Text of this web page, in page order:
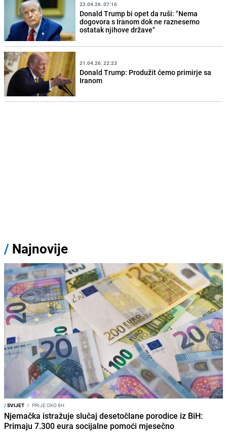
22.04.26. 07:16
Donald Trump bi opet da ruši: "Nema
dogovora s Iranom dok ne raznesemo
ostatak njihove države"
21.04.26. 22:23
Donald Trump: Produžit ćemo primirje sa
Iranom
/ Najnovije
/SVIJET I PRIJE OKO 8H
Njemačka istražuje slučaj desetočlane porodice iz BiH:
Primaju 7.300 eura socijalne pomoći mjesečno